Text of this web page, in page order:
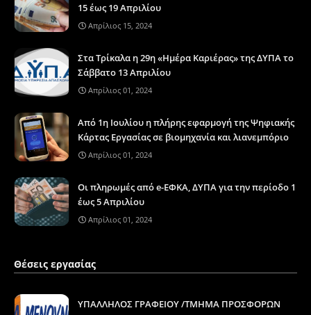
15 έως 19 Απριλίου
Απρίλιος 15, 2024
Στα Τρίκαλα η 29η «Ημέρα Καριέρας» της ΔΥΠΑ το
Σάββατο 13 Απριλίου
Απρίλιος 01, 2024
Από 1η Ιουλίου η πλήρης εφαρμογή της Ψηφιακής
Κάρτας Εργασίας σε βιομηχανία και λιανεμπόριο
Απρίλιος 01, 2024
Οι πληρωμές από e-ΕΦΚΑ, ΔΥΠΑ για την περίοδο 1
έως 5 Απριλίου
Απρίλιος 01, 2024
Θέσεις εργασίας
ΥΠΑΛΛΗΛΟΣ ΓΡΑΦΕΙΟΥ /ΤΜΗΜΑ ΠΡΟΣΦΟΡΩΝ